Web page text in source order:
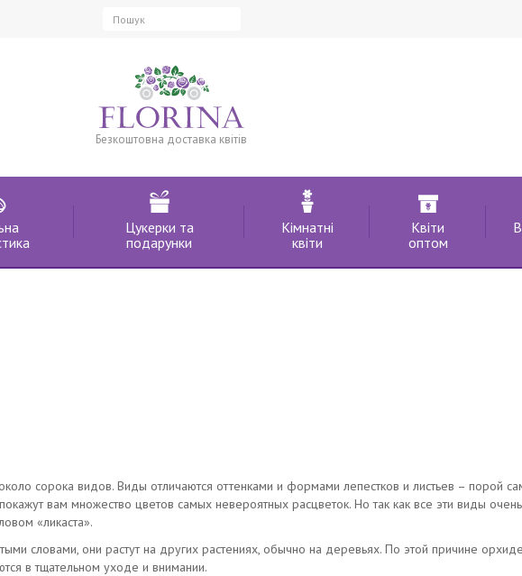
Безкоштовна доставка квітів
Цукерки та
подарунки
Кімнатні
квіти
Квіти
оптом
сорока видов. Виды отличаются оттенками и формами лепестков и листьев – порой
покажут вам множество цветов самых невероятных расцветок. Но так как все эти виды
«ликаста».
словами, они растут на других растениях, обычно на деревьях. По этой причине
в тщательном уходе и внимании.